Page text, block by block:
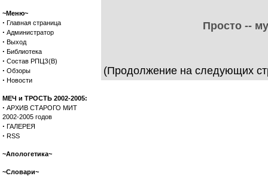
~Меню~
· Главная страница
· Администратор
· Выход
· Библиотека
· Состав РПЦЗ(В)
· Обзоры
· Новости
МЕЧ и ТРОСТЬ 2002-2005:
· АРХИВ СТАРОГО МИТ
2002-2005 годов
· ГАЛЕРЕЯ
· RSS
~Апологетика~
~Словари~
Просто --
(Продолжение на следующих